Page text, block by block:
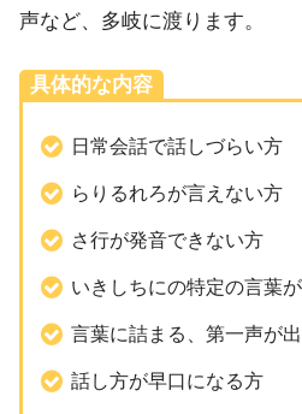
声など、多岐に渡ります。
具体的な内容
日常会話で話しづらい方
らりるれろが言えない方
さ行が発音できない方
いきしちにの特定の言葉
言葉に詰まる、第一声が
話し方が早口になる方